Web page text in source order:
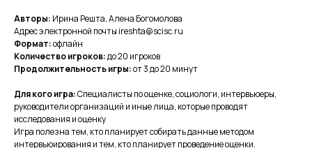
Авторы: Ирина Решта, Алена Богомолова
Адрес электронной почты ireshta@scisc.ru
Формат:офлайн
Количество игроков:до 20 игроков
Продолжительность игры:от 3 до 20 минут
Для кого игра:Специалисты по оценке, социологи, интервьюеры,
руководители организаций и иные лица, которые проводят
исследования и оценку
Игра полезна тем, кто планирует собирать данные методом
интервьюирования и тем, кто планирует проведение оценки.